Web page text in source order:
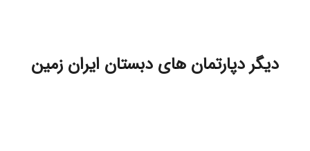
دیگر دپارتمان های دبستان ایران زمین